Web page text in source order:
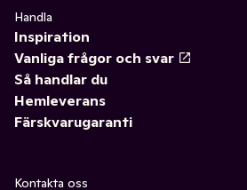
Handla
Inspiration
Vanliga frågor och svar
Så handlar du
Hemleverans
Färskvarugaranti
Kontakta oss